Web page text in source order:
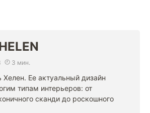
3 мин.
Хелен. Ее актуальный дизайн
типам интерьеров: от
сканди до роскошного